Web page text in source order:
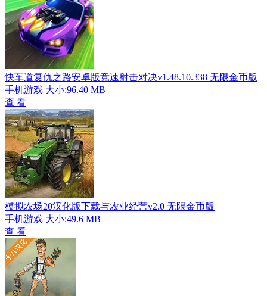
快车道复仇之路安卓版竞速射击对决v1.48.10.338 无限金币版
手机游戏 大小:96.40 MB
查 看
模拟农场20汉化版下载与农业经营v2.0 无限金币版
手机游戏 大小:49.6 MB
查 看